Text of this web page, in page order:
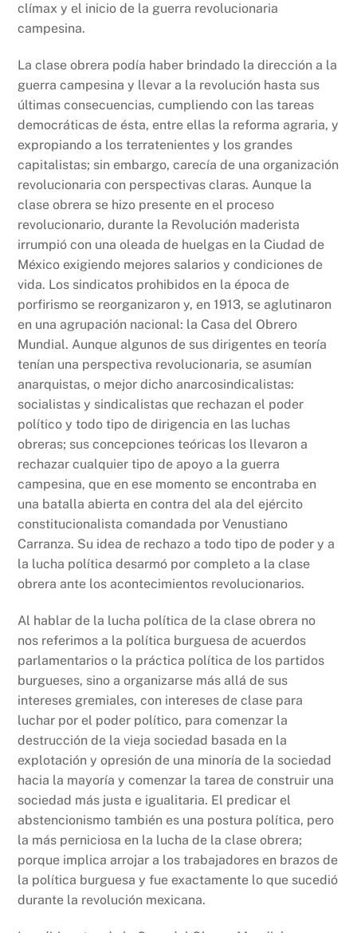
clímax y el inicio de la guerra revolucionaria
campesina.
La clase obrera podía haber brindado la dirección a la
guerra campesina y llevar a la revolución hasta sus
últimas consecuencias, cumpliendo con las tareas
democráticas de ésta, entre ellas la reforma agraria, y
expropiando a los terratenientes y los grandes
capitalistas; sin embargo, carecía de una organización
revolucionaria con perspectivas claras. Aunque la
clase obrera se hizo presente en el proceso
revolucionario, durante la Revolución maderista
irrumpió con una oleada de huelgas en la Ciudad de
México exigiendo mejores salarios y condiciones de
vida. Los sindicatos prohibidos en la época de
porfirismo se reorganizaron y, en 1913, se aglutinaron
en una agrupación nacional: la Casa del Obrero
Mundial. Aunque algunos de sus dirigentes en teoría
tenían una perspectiva revolucionaria, se asumían
anarquistas, o mejor dicho anarcosindicalistas:
socialistas y sindicalistas que rechazan el poder
político y todo tipo de dirigencia en las luchas
obreras; sus concepciones teóricas los llevaron a
rechazar cualquier tipo de apoyo a la guerra
campesina, que en ese momento se encontraba en
una batalla abierta en contra del ala del ejército
constitucionalista comandada por Venustiano
Carranza. Su idea de rechazo a todo tipo de poder y a
la lucha política desarmó por completo a la clase
obrera ante los acontecimientos revolucionarios.
Al hablar de la lucha política de la clase obrera no
nos referimos a la política burguesa de acuerdos
parlamentarios o la práctica política de los partidos
burgueses, sino a organizarse más allá de sus
intereses gremiales, con intereses de clase para
luchar por el poder político, para comenzar la
destrucción de la vieja sociedad basada en la
explotación y opresión de una minoría de la sociedad
hacia la mayoría y comenzar la tarea de construir una
sociedad más justa e igualitaria. El predicar el
abstencionismo también es una postura política, pero
la más perniciosa en la lucha de la clase obrera;
porque implica arrojar a los trabajadores en brazos de
la política burguesa y fue exactamente lo que sucedió
durante la revolución mexicana.